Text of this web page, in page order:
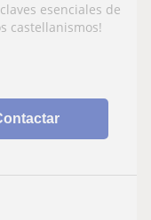
esenciales de
castellanismos!